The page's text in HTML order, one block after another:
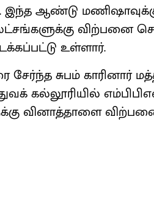
இந்த ஆண்டு
விற்​பனை
உள்​ளார்.
சேர்ந்த சுபம் காரி​னார்
கல்​லூரி​யில்
வினாத்​தாளை விற்​பனை